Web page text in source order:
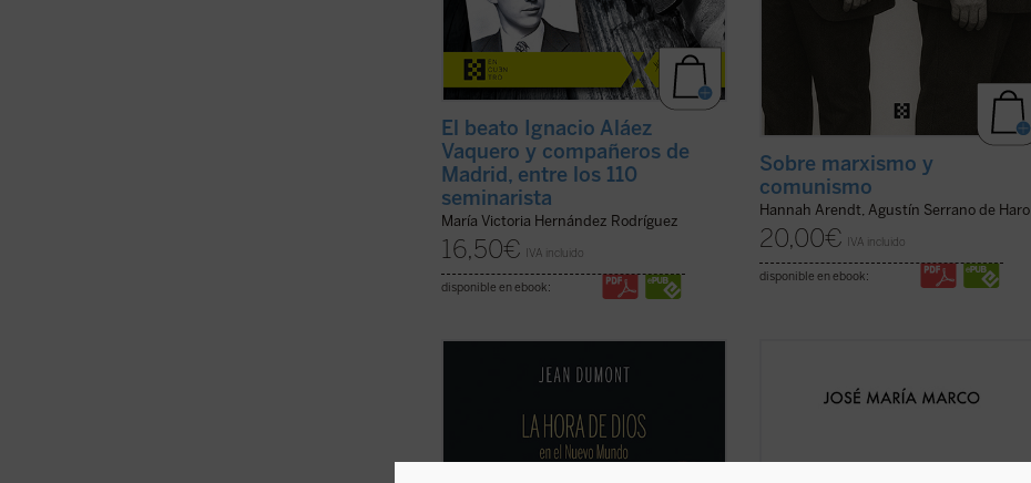
El beato Ignacio Aláez
Vaquero y compañeros de
Madrid, entre los 110
seminarista
María Victoria Hernández Rodríguez
16,50€ IVA incluido
disponible en ebook:
Sobre marxismo y
comunismo
Hannah Arendt, Agustín Serrano de Haro
20,00€ IVA incluido
disponible en ebook:
Dumont se adentrará en la vida
excepcionales: Jeronimo de Loaisa,
santo Toribio, Vasco de Quiroga, y
Bernardino de Sahagún. Con ellos, el
identidad nacional, el profesor y escritor